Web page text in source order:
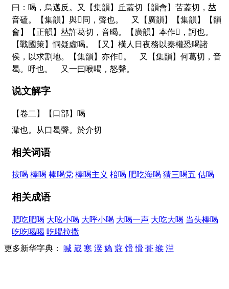
曰：喝，烏邁反。又【集韻】丘蓋切【韻會】苦蓋切， 𠀤
音磕。【集韻】與𡁁 同，聲也。 又【廣韻】【集韻】【韻
會】【正韻】 𠀤許葛切，音暍。【廣韻】本作𠿒 ，訶也。
【戰國策】恫疑虛喝。【又】橫人日夜務以秦權恐喝諸
侯，以求割地。【集韻】亦作𡀽 。 又【集韻】何葛切，音
曷。呼也。 又一曰喉喝，怒聲。
说文解字
【卷二】【口部】 喝
㵣也。从口曷聲。於介切
相关词语
按喝 棒喝 棒喝党 棒喝主义 棓喝 肥吃海喝 猜三喝五 估喝
相关成语
肥吃肥喝 大吆小喝 大呼小喝 大喝一声 大吃大喝 当头棒喝
吃吃喝喝 吃喝拉撒
更多新华字典： 喊 嵅 寒 湀 媯 蒄 馉 愲 蓇 缑 湼